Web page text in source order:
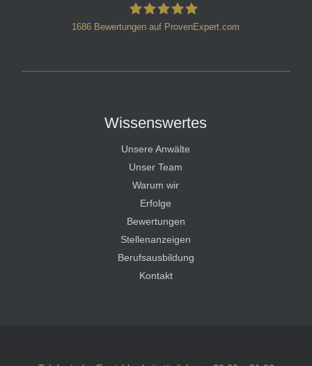
1686 Bewertungen auf ProvenExpert.com
Wissenswertes
Unsere Anwälte
Unser Team
Warum wir
Erfolge
Bewertungen
Stellenanzeigen
Berufsausbildung
Kontakt